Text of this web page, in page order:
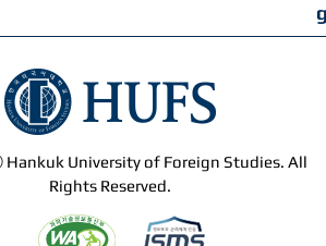
University of Foreign Studies. All
Rights Reserved.